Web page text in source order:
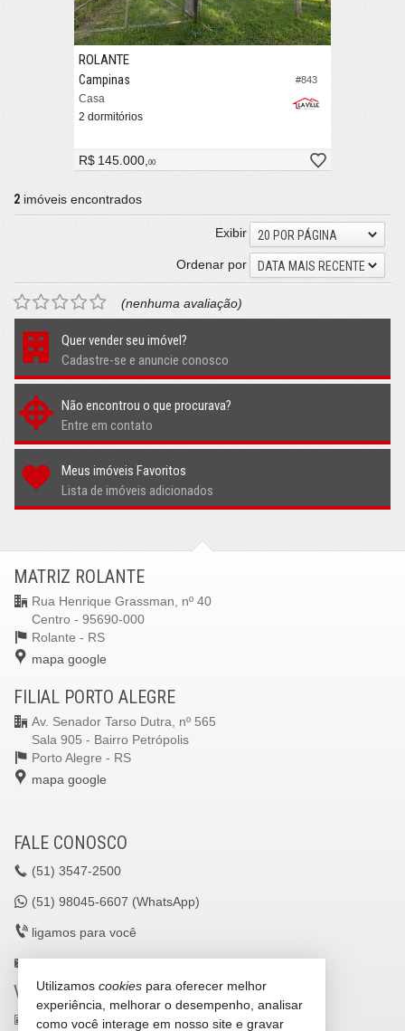
#843
ROLANTE
Campinas
Casa
2 dormitórios
R$ 145.000,00
2 imóveis encontrados
Exibir
20 POR PÁGINA
Ordenar por
DATA MAIS RECENTE
(nenhuma avaliação)
Quer vender seu imóvel?
Cadastre-se e anuncie conosco
Não encontrou o que procurava?
Entre em contato
Meus imóveis Favoritos
Lista de imóveis adicionados
MATRIZ ROLANTE
Rua Henrique Grassman, nº 40
Centro - 95690-000
Rolante - RS
mapa google
FILIAL PORTO ALEGRE
Av. Senador Tarso Dutra, nº 565
Sala 905 - Bairro Petrópolis
Porto Alegre - RS
mapa google
FALE CONOSCO
(51) 3547-2500
(51) 98045-6607 (WhatsApp)
ligamos para você
lavilleimoveisltda@gmail.com
VEJA MAIS
receba nosso newsletter
Utilizamos cookies para oferecer melhor
experiência, melhorar o desempenho, analisar
como você interage em nosso site e gravar